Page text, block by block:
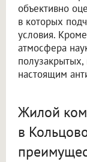
объективно
в которых
условия.
атмосфера
полузакрытых,
настоящим
Жилой
в